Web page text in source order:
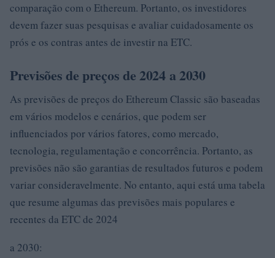
comparação com o Ethereum. Portanto, os investidores
devem fazer suas pesquisas e avaliar cuidadosamente os
prós e os contras antes de investir na ETC.
Previsões de preços de 2024 a 2030
As previsões de preços do Ethereum Classic são baseadas
em vários modelos e cenários, que podem ser
influenciados por vários fatores, como mercado,
tecnologia, regulamentação e concorrência. Portanto, as
previsões não são garantias de resultados futuros e podem
variar consideravelmente. No entanto, aqui está uma tabela
que resume algumas das previsões mais populares e
recentes da ETC de 2024
a 2030: